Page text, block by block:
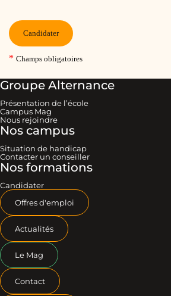
Groupe Alternance
Présentation de l’école
Campus Mag
Nous rejoindre
Nos campus
Situation de handicap
Contacter un conseiller
Nos formations
Candidater
Offres d'emploi
Actualités
Le Mag
Contact